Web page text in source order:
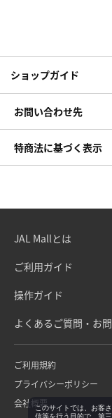
ショップガイド
お問い合わせ先
特商法に基づく表示
JAL Mallとは
ご利用ガイド
操作ガイド
よくあるご質問・お
ご利用規約
プライバシーポリシー
会社概要このサイトでは、お客
信等を行う目的で、第